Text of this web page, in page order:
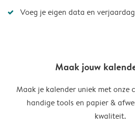
Voeg je eigen data en
Maak jouw
Maak je kalender uniek met onze
handige tools en papier &
kwaliteit.